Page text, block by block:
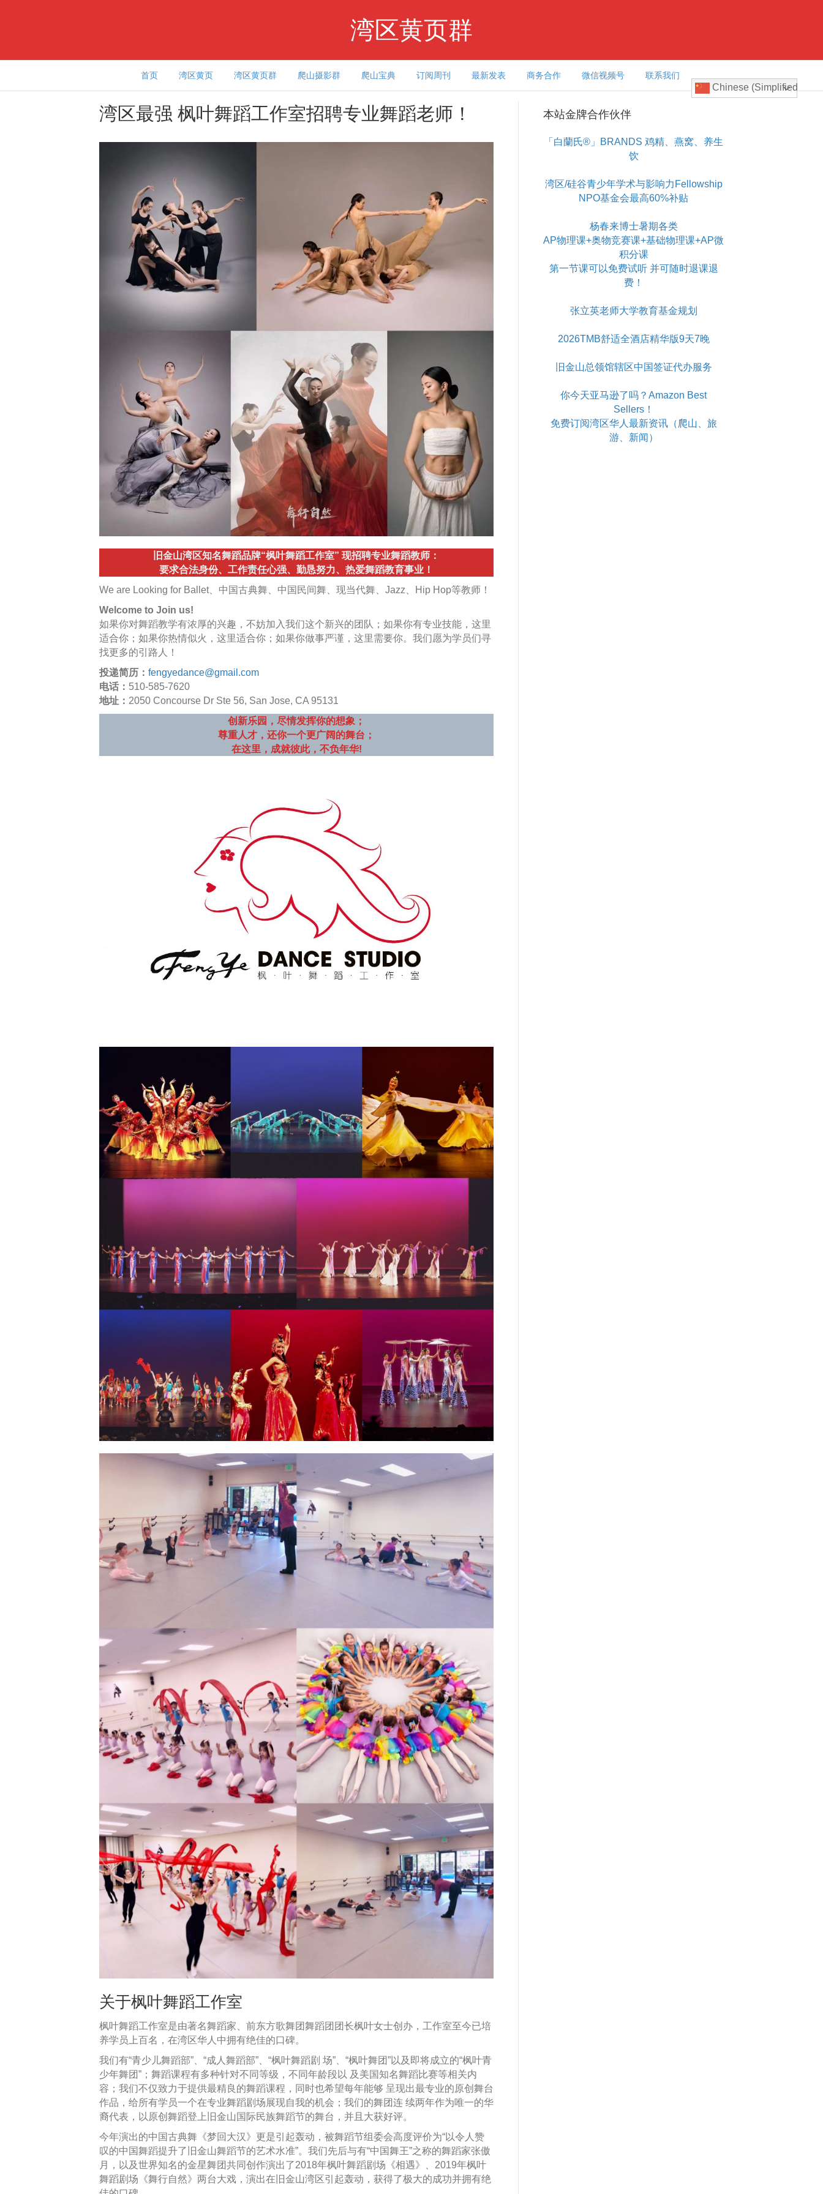
湾区黄页群
首页 湾区黄页 湾区黄页群 爬山摄影群 爬山宝典 订阅周刊 最新发表 商务合作 微信视频号 联系我们
Chinese (Simplified)
湾区最强 枫叶舞蹈工作室招聘专业舞蹈老师！
旧金山湾区知名舞蹈品牌“枫叶舞蹈工作室” 现招聘专业舞蹈教师：
要求合法身份、工作责任心强、勤恳努力、热爱舞蹈教育事业！
We are Looking for Ballet、中国古典舞、中国民间舞、现当代舞、Jazz、Hip Hop等教师！
Welcome to Join us!
如果你对舞蹈教学有浓厚的兴趣，不妨加入我们这个新兴的团队；如果你有专业技能，这里
适合你；如果你热情似火，这里适合你；如果你做事严谨，这里需要你。我们愿为学员们寻
找更多的引路人！
投递简历： fengyedance@gmail.com
电话： 510-585-7620
地址： 2050 Concourse Dr Ste 56, San Jose, CA 95131
创新乐园，尽情发挥你的想象；
尊重人才，还你一个更广阔的舞台；
在这里，成就彼此，不负年华!
关于枫叶舞蹈工作室
枫叶舞蹈工作室是由著名舞蹈家、前东方歌舞团舞蹈团团长枫叶女士创办，工作室至今已培
养学员上百名，在湾区华人中拥有绝佳的口碑。
我们有“青少儿舞蹈部”、“成人舞蹈部”、“枫叶舞蹈剧 场”、“枫叶舞团”以及即将成立的“枫叶青
少年舞团”；舞蹈课程有多种针对不同等级，不同年龄段以 及美国知名舞蹈比赛等相关内
容；我们不仅致力于提供最精良的舞蹈课程，同时也希望每年能够 呈现出最专业的原创舞台
作品，给所有学员一个在专业舞蹈剧场展现自我的机会；我们的舞团连 续两年作为唯一的华
裔代表，以原创舞蹈登上旧金山国际民族舞蹈节的舞台，并且大获好评。
今年演出的中国古典舞《梦回大汉》更是引起轰动，被舞蹈节组委会高度评价为“以令人赞
叹的中国舞蹈提升了旧金山舞蹈节的艺术水准”。我们先后与有“中国舞王”之称的舞蹈家张傲
月，以及世界知名的金星舞团共同创作演出了2018年枫叶舞蹈剧场《相遇》、2019年枫叶
舞蹈剧场《舞行自然》两台大戏，演出在旧金山湾区引起轰动，获得了极大的成功并拥有绝
本站金牌合作伙伴
「白蘭氏®」BRANDS 鸡精、燕窝、养生
饮
湾区/硅谷青少年学术与影响力Fellowship
NPO基金会最高60%补贴
杨春来博士暑期各类
AP物理课+奥物竞赛课+基础物理课+AP微
积分课
第一节课可以免费试听 并可随时退课退
费！
张立英老师大学教育基金规划
2026TMB舒适全酒店精华版9天7晚
旧金山总领馆辖区中国签证代办服务
你今天亚马逊了吗？Amazon Best
Sellers！
免费订阅湾区华人最新资讯（爬山、旅
游、新闻）